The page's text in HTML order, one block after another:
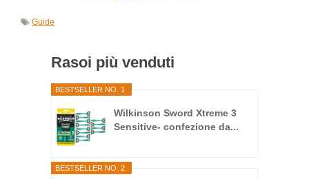
Guide
Rasoi più venduti
BESTSELLER NO. 1
Wilkinson Sword Xtreme 3
Sensitive- confezione da...
BESTSELLER NO. 2